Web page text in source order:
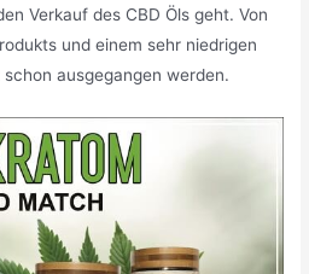
Verkauf des CBD Öls geht. Von
und einem sehr niedrigen
ausgegangen werden.